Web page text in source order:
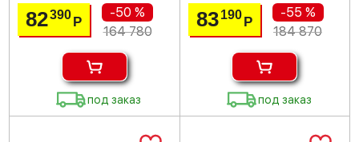
82390Р
-50 %
164 780
под заказ
83 190 Р
-55 %
184 870
под заказ